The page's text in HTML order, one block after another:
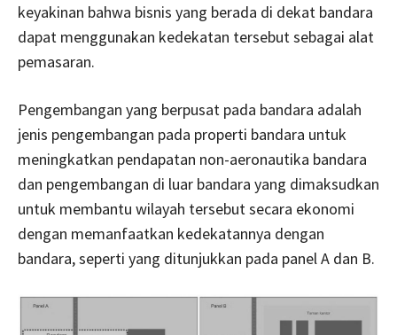
keyakinan bahwa bisnis yang berada di dekat bandara
dapat menggunakan kedekatan tersebut sebagai alat
pemasaran.
Pengembangan yang berpusat pada bandara adalah
jenis pengembangan pada properti bandara untuk
meningkatkan pendapatan non-aeronautika bandara
dan pengembangan di luar bandara yang dimaksudkan
untuk membantu wilayah tersebut secara ekonomi
dengan memanfaatkan kedekatannya dengan
bandara, seperti yang ditunjukkan pada panel A dan B.